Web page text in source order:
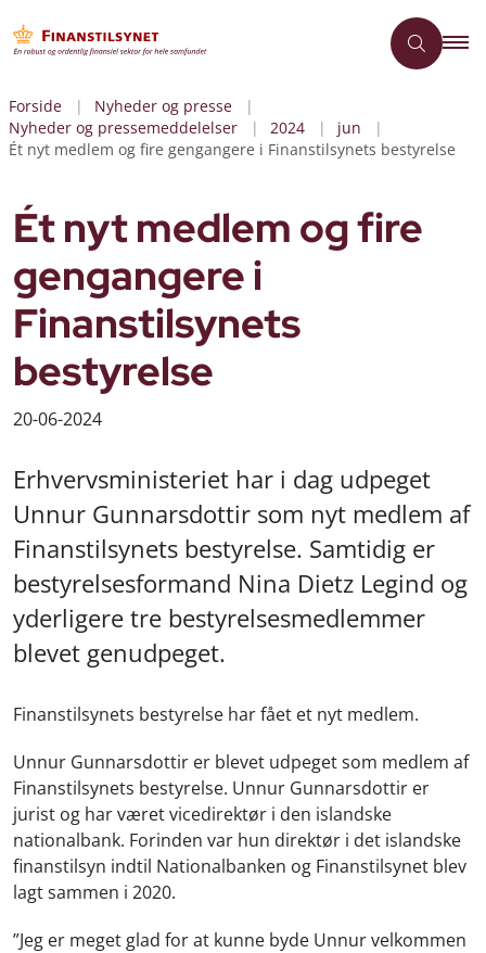
Forside
Nyheder og presse
Nyheder og pressemeddelelser
2024
jun
Ét nyt medlem og fire gengangere i Finanstilsynets bestyrelse
Ét nyt medlem og fire
gengangere i
Finanstilsynets
bestyrelse
20-06-2024
Erhvervsministeriet har i dag udpeget
Unnur Gunnarsdottir som nyt medlem af
Finanstilsynets bestyrelse. Samtidig er
bestyrelsesformand Nina Dietz Legind og
yderligere tre bestyrelsesmedlemmer
blevet genudpeget.
Finanstilsynets bestyrelse har fået et nyt medlem.
Unnur Gunnarsdottir er blevet udpeget som medlem af
Finanstilsynets bestyrelse. Unnur Gunnarsdottir er
jurist og har været vicedirektør i den islandske
nationalbank. Forinden var hun direktør i det islandske
finanstilsyn indtil Nationalbanken og Finanstilsynet blev
lagt sammen i 2020.
”Jeg er meget glad for at kunne byde Unnur velkommen